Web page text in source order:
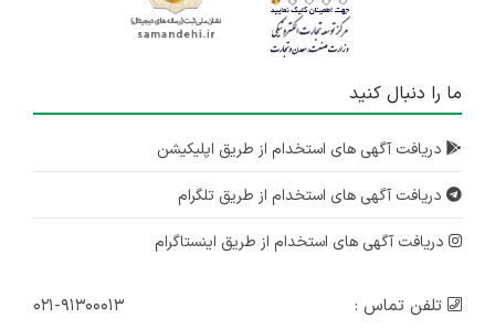
ما را دنبال کنید
دریافت آگهی های استخدام از طریق اپلیکیشن
دریافت آگهی های استخدام از طریق تلگرام
دریافت آگهی های استخدام از طریق اینستاگرام
تلفن تماس :
۰۲۱-۹۱۳۰۰۰۱۳